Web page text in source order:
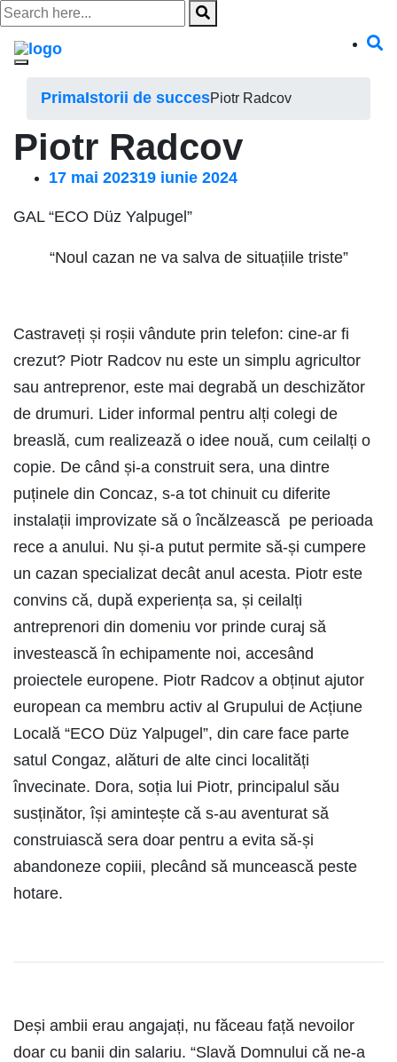
Skip
to
content
PrimaIstorii de succesPiotr Radcov
Piotr Radcov
17 mai 202319 iunie 2024
GAL “ECO Düz Yalpugel”
“Noul cazan ne va salva de situațiile triste”
Castraveți și roșii vândute prin telefon: cine-ar fi
crezut? Piotr Radcov nu este un simplu agricultor
sau antreprenor, este mai degrabă un deschizător
de drumuri. Lider informal pentru alți colegi de
breaslă, cum realizează o idee nouă, cum ceilalți o
copie. De când și-a construit sera, una dintre
puținele din Concaz, s-a tot chinuit cu diferite
instalații improvizate să o încălzească pe perioada
rece a anului. Nu și-a putut permite să-și cumpere
un cazan specializat decât anul acesta. Piotr este
convins că, după experiența sa, și ceilalți
antreprenori din domeniu vor prinde curaj să
investească în echipamente noi, accesând
proiectele europene. Piotr Radcov a obținut ajutor
european ca membru activ al Grupului de Acțiune
Locală “ECO Düz Yalpugel”, din care face parte
satul Congaz, alături de alte cinci localități
învecinate. Dora, soția lui Piotr, principalul său
susținător, își amintește că s-au aventurat să
construiască sera doar pentru a evita să-și
abandoneze copiii, plecând să muncească peste
hotare.
Deși ambii erau angajați, nu făceau față nevoilor
doar cu banii din salariu. “Slavă Domnului că ne-a